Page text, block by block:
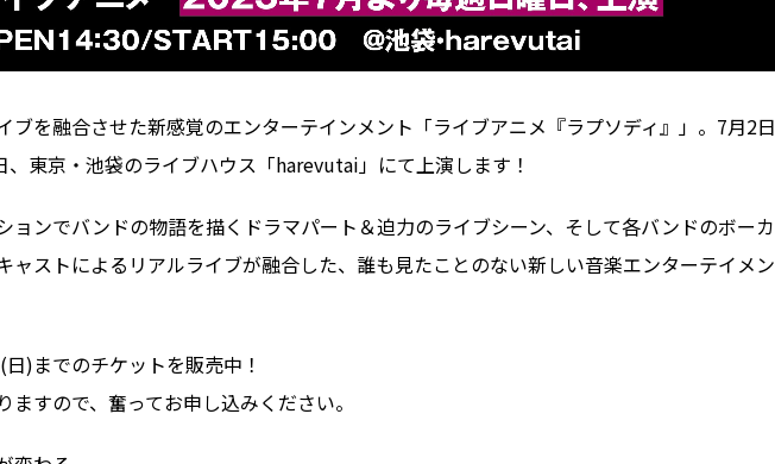
ブを融合させた新感覚のエンターテインメント「ライブアニメ『ラプソディ』」。7月2日
東京・池袋のライブハウス「harevutai」にて上演します！
ョンでバンドの物語を描くドラマパート＆迫力のライブシーン、そして各バンドのボーカ
ャストによるリアルライブが融合した、誰も見たことのない新しい音楽エンターテイメン
)までのチケットを販売中！
ますので、奮ってお申し込みください。